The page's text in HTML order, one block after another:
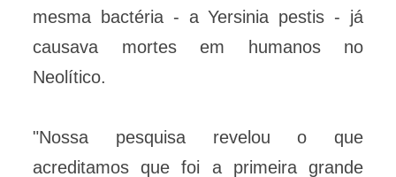
mesma bactéria - a Yersinia pestis - já
causava mortes em humanos no
Neolítico.
"Nossa pesquisa revelou o que
acreditamos que foi a primeira grande